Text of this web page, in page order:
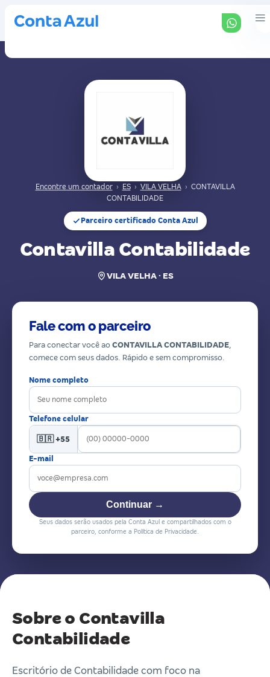
Encontre um contador › ES › VILA VELHA › CONTAVILLA
CONTABILIDADE
Parceiro certificado Conta Azul
Contavilla Contabilidade
VILA VELHA · ES
Fale com o parceiro
Para conectar você ao CONTAVILLA CONTABILIDADE,
comece com seus dados. Rápido e sem compromisso.
Nome completo
Telefone celular
🇧🇷 +55
E-mail
Continuar →
Seus dados serão usados pela Conta Azul e compartilhados com o
parceiro, conforme a Política de Privacidade.
Sobre o Contavilla
Contabilidade
Escritório de Contabilidade com foco na